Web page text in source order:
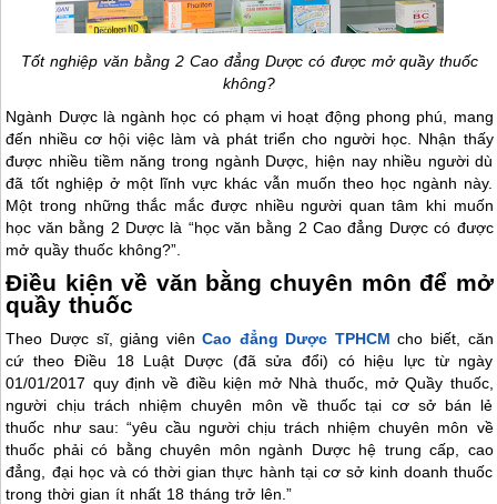
Tốt nghiệp văn bằng 2 Cao đẳng Dược có được mở quầy thuốc
không?
Ngành Dược là ngành học có phạm vi hoạt động phong phú, mang
đến nhiều cơ hội việc làm và phát triển cho người học. Nhận thấy
được nhiều tiềm năng trong ngành Dược, hiện nay nhiều người dù
đã tốt nghiệp ở một lĩnh vực khác vẫn muốn theo học ngành này.
Một trong những thắc mắc được nhiều người quan tâm khi muốn
học văn bằng 2 Dược là “học văn bằng 2 Cao đẳng Dược có được
mở quầy thuốc không?”.
Điều kiện về văn bằng chuyên môn để mở
quầy thuốc
Theo Dược sĩ, giảng viênCao đẳng Dược TPHCM cho biết, căn
cứ theo Điều 18 Luật Dược (đã sửa đổi) có hiệu lực từ ngày
01/01/2017 quy định về điều kiện mở Nhà thuốc, mở Quầy thuốc,
người chịu trách nhiệm chuyên môn về thuốc tại cơ sở bán lẻ
thuốc như sau: “yêu cầu người chịu trách nhiệm chuyên môn về
thuốc phải có bằng chuyên môn ngành Dược hệ trung cấp, cao
đẳng, đại học và có thời gian thực hành tại cơ sở kinh doanh thuốc
trong thời gian ít nhất 18 tháng trở lên.”